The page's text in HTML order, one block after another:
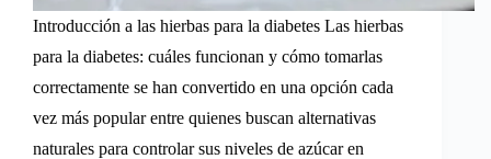
Introducción a las hierbas para la diabetes Las hierbas
para la diabetes: cuáles funcionan y cómo tomarlas
correctamente se han convertido en una opción cada
vez más popular entre quienes buscan alternativas
naturales para controlar sus niveles de azúcar en